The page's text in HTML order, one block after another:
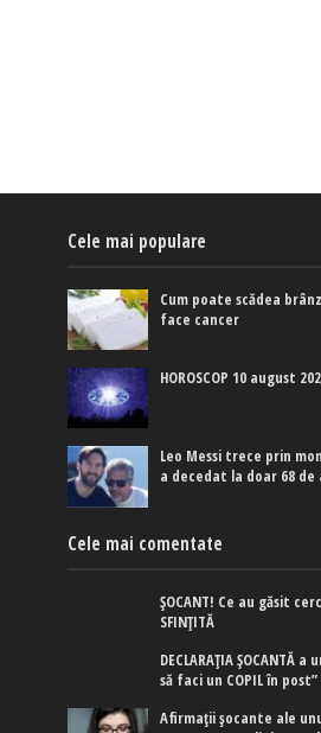
Cele mai populare
Cum poate scădea
face cancer
HOROSCOP 10 august
Leo Messi trece prin
a decedat la doar 68 de
Cele mai comentate
ȘOCANT! Ce au găsit
SFINȚITĂ
DECLARAȚIA ȘOCANTĂ
să faci un COPIL în post”
Afirmaţii şocante ale